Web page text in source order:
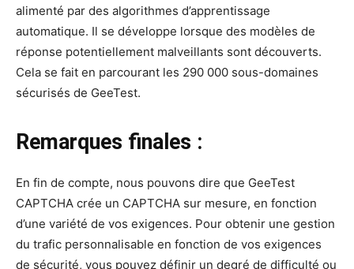
alimenté par des algorithmes d’apprentissage
automatique. Il se développe lorsque des modèles de
réponse potentiellement malveillants sont découverts.
Cela se fait en parcourant les 290 000 sous-domaines
sécurisés de GeeTest.
Remarques finales :
En fin de compte, nous pouvons dire que GeeTest
CAPTCHA crée un CAPTCHA sur mesure, en fonction
d’une variété de vos exigences. Pour obtenir une gestion
du trafic personnalisable en fonction de vos exigences
de sécurité, vous pouvez définir un degré de difficulté ou